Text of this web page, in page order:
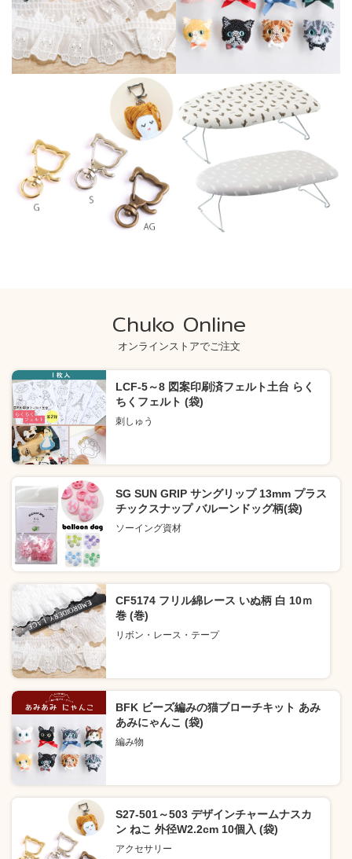
Chuko Online
オンラインストアでご注文
LCF-5～8 図案印刷済フェルト土台 らく
ちくフェルト (袋)
刺しゅう
SG SUN GRIP サングリップ 13mm プラス
チックスナップ バルーンドッグ柄(袋)
ソーイング資材
CF5174 フリル綿レース いぬ柄 白 10ｍ
巻 (巻)
リボン・レース・テープ
BFK ビーズ編みの猫ブローチキット あみ
あみにゃんこ (袋)
編み物
S27-501～503 デザインチャームナスカ
ン ねこ 外径W2.2cm 10個入 (袋)
アクセサリー